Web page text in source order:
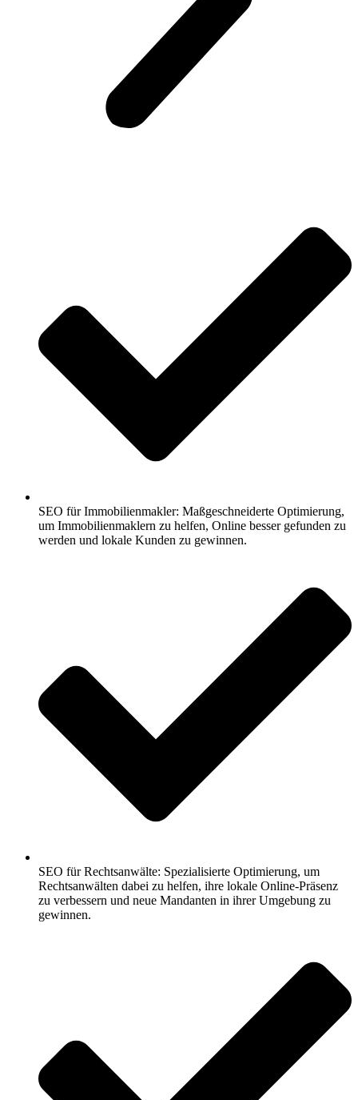
SEO für Immobilienmakler: Maßgeschneiderte Optimierung,
um Immobilienmaklern zu helfen, Online besser gefunden zu
werden und lokale Kunden zu gewinnen.
SEO für Rechtsanwälte: Spezialisierte Optimierung, um
Rechtsanwälten dabei zu helfen, ihre lokale Online-Präsenz
zu verbessern und neue Mandanten in ihrer Umgebung zu
gewinnen.